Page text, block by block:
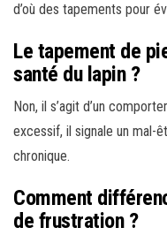
d’où des tapements pour
Le tapement de
santé du lapin ?
Non, il s’agit d’un
excessif, il signale un mal-
chronique.
Comment
de frustration ?